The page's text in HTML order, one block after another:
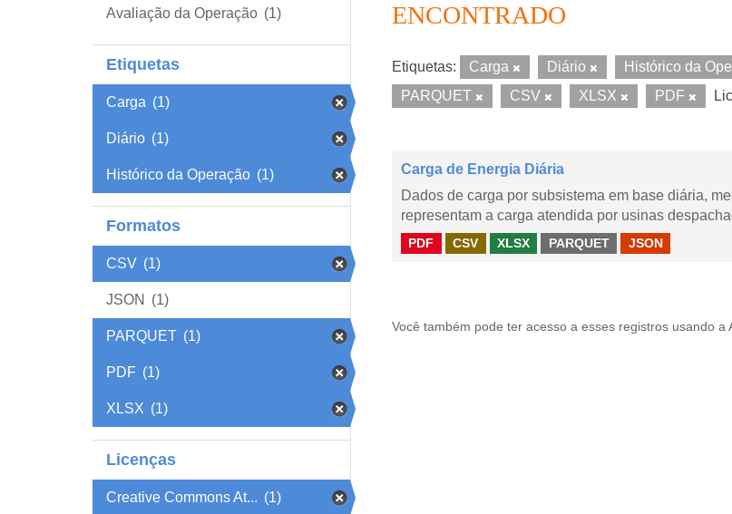
Avaliação da Operação (1)
Etiquetas
Carga (1)
Diário (1)
Histórico da Operação (1)
Formatos
CSV (1)
JSON (1)
PARQUET (1)
PDF (1)
XLSX (1)
Licenças
Creative Commons At... (1)
ENCONTRADO
Etiquetas: Carga Diário Histórico da
PARQUET
CSV XLSX PDF
Carga de Energia Diária
Dados de carga por subsistema em base diária,
representam a carga atendida por usinas
PDF CSV XLSX PARQUET JSON
Você também pode ter acesso a esses registros usando a